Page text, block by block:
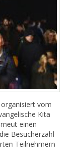
vom
Kita
einen
Besucherzahl
Teilnehmern